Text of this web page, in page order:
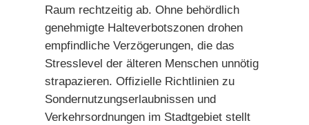
Raum rechtzeitig ab. Ohne behördlich
genehmigte Halteverbotszonen drohen
empfindliche Verzögerungen, die das
Stresslevel der älteren Menschen unnötig
strapazieren. Offizielle Richtlinien zu
Sondernutzungserlaubnissen und
Verkehrsordnungen im Stadtgebiet stellt